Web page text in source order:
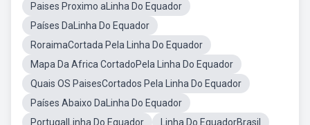
Paises Proximo aLinha Do Equador
Países DaLinha Do Equador
RoraimaCortada Pela Linha Do Equador
Mapa Da Africa CortadoPela Linha Do Equador
Quais OS PaisesCortados Pela Linha Do Equador
Países Abaixo DaLinha Do Equador
PortugalLinha Do Equador
Linha Do EquadorBrasil